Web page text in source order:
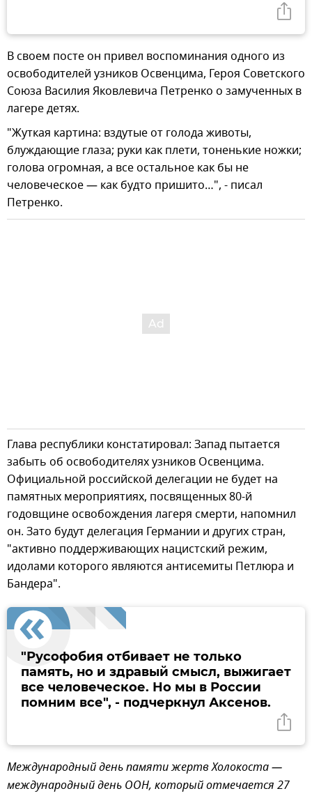
В своем посте он привел воспоминания одного из
освободителей узников Освенцима, Героя Советского
Союза Василия Яковлевича Петренко о замученных в
лагере детях.
"Жуткая картина: вздутые от голода животы,
блуждающие глаза; руки как плети, тоненькие ножки;
голова огромная, а все остальное как бы не
человеческое — как будто пришито…", - писал
Петренко.
Глава республики констатировал: Запад пытается
забыть об освободителях узников Освенцима.
Официальной российской делегации не будет на
памятных мероприятиях, посвященных 80-й
годовщине освобождения лагеря смерти, напомнил
он. Зато будут делегация Германии и других стран,
"активно поддерживающих нацистский режим,
идолами которого являются антисемиты Петлюра и
Бандера".
"Русофобия отбивает не только
память, но и здравый смысл, выжигает
все человеческое. Но мы в России
помним все", - подчеркнул Аксенов.
Международный день памяти жертв Холокоста —
международный день ООН, который отмечается 27